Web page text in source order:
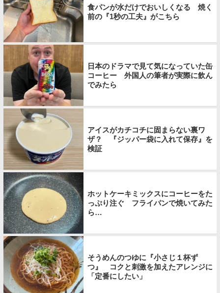
食パンが水だけでおいしくなる 焼く
前の『1秒の工夫』がこちら
日本のドラマで見て気になっていた缶
コーヒー 外国人の筆者が実際に飲ん
でみたら
アイスがカチコチに固まらない裏ワ
ザ？ 『ジッパー袋に入れて保存』を
検証
ホットケーキミックスにコーヒーをた
っぷり注ぐ フライパンで焼いてみた
ら…
そうめんのつゆに『小さじ１杯ず
つ』 コクと刺激を加えたアレンジに
「定番にしたい」